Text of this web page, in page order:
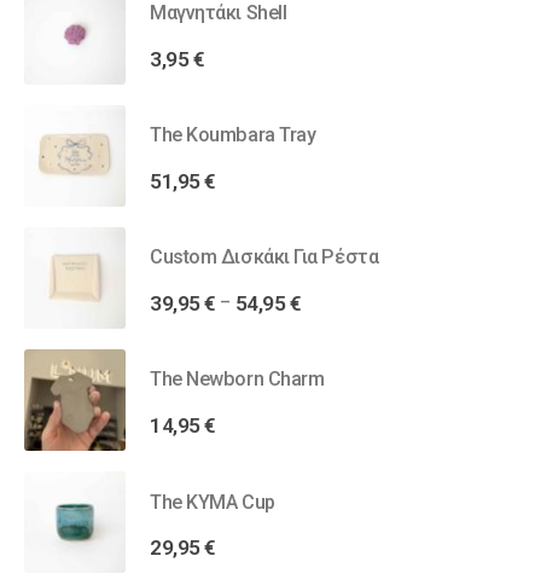
Μαγνητάκι Shell
3,95€
The Koumbara Tray
51,95€
Custom Δισκάκι Για Ρέστα
39,95€ – 54,95€
The Newborn Charm
14,95€
The KYMA Cup
29,95€